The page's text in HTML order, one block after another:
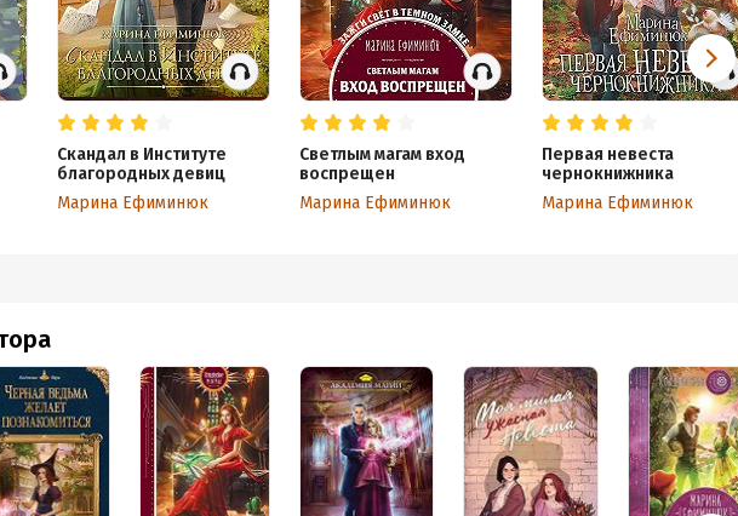
Скандал в Институте
благородных девиц
Марина Ефиминюк
Светлым магам вход
воспрещен
Марина Ефиминюк
Первая невеста
чернокнижника
Марина Ефиминюк